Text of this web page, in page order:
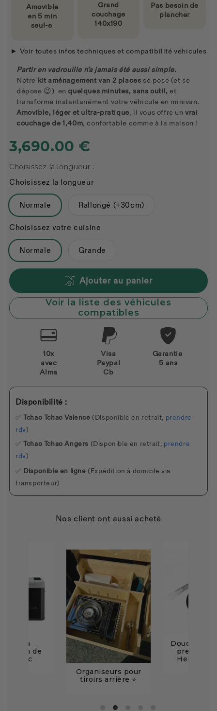
Amovible
en 5 min
seul-e
Grand
couchage
140x190
Pas besoin de
plancher
► Voir toutes infos techniques et compatibilité véhicules
Partir en vadrouille n’a jamais été aussi simple.
Notre kit aménagement van 2 places se pose (et se
dépose 😉) en quelques minutes, sans outil, et
transforme instantanément votre véhicule en minivan.
Amovible, léger et ultra-pratique, il vous offre unvrai
couchage de 1,40m, confortable comme à la maison !
3,690.00 €
Choisissez la longueur :
Choisissez la longueur
Normale Rallongé (+30cm)
Choisissez votre cuisine
Normale Grande
Ajouter au panier
Voir la liste des véhicules
compatibles
10x
avec
Alma
Visa
Paypal
Cb
Garantie
5 ans
Disponibilité :
✅Tchao Tchao Valence (Disponible en retrait, prendre
rdv)
✅Tchao Tchao Angers (Disponible en retrait, prendre
rdv)
✅ Disponible en ligne (Expédition à domicile via
transporteur)
Nos client ont aussi acheté
à
de
Mestic
Organiseurs pour
tiroirs arrière ⭐️
Douche
pression
Helio 11